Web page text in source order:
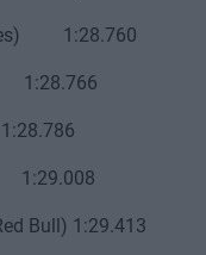
1:28.760
1:28.766
Bull) 1:29.413